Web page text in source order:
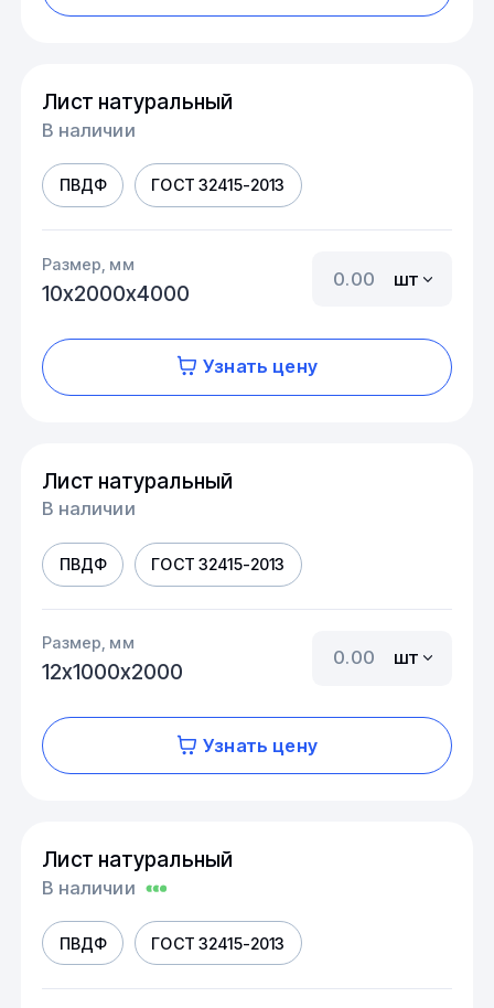
Лист натуральный
В наличии
ПВДФ ГОСТ 32415-2013
Размер, мм
10х2000х4000
шт
Узнать цену
Лист натуральный
В наличии
ПВДФ ГОСТ 32415-2013
Размер, мм
12х1000х2000
шт
Узнать цену
Лист натуральный
В наличии
ПВДФ ГОСТ 32415-2013